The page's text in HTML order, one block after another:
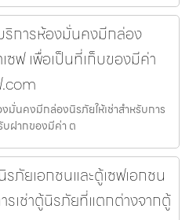
การห้องมั่นคงมีกล่อง
ซฟ เพื่อเป็นที่เก็บของมีค่า
นคงมีกล่องนิรภัยให้เช่าสำหรับการ
บฝากของมีค่า ต
ภัยเอกชนและตู้เซฟเอกชน
รเช่าตู้นิรภัยที่แตกต่างจากตู้